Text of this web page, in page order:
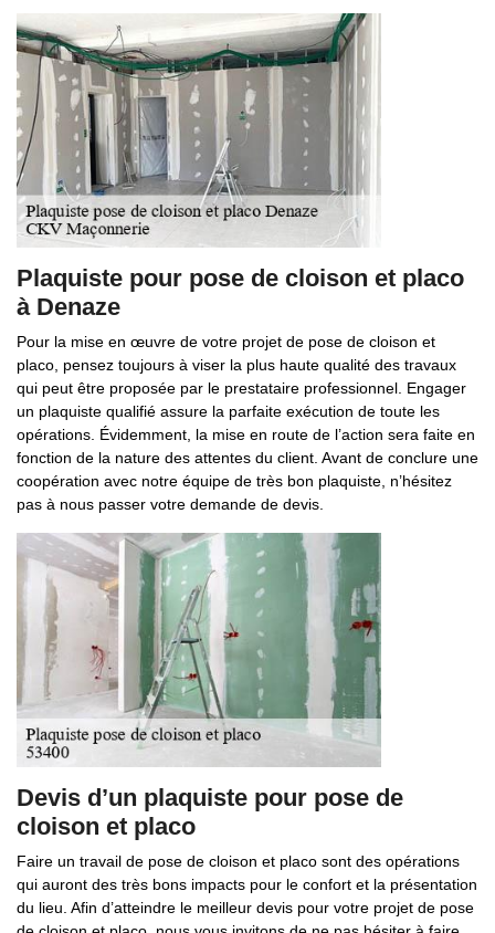
Plaquiste pour pose de cloison et placo
à Denaze
Pour la mise en œuvre de votre projet de pose de cloison et
placo, pensez toujours à viser la plus haute qualité des travaux
qui peut être proposée par le prestataire professionnel. Engager
un plaquiste qualifié assure la parfaite exécution de toute les
opérations. Évidemment, la mise en route de l’action sera faite en
fonction de la nature des attentes du client. Avant de conclure une
coopération avec notre équipe de très bon plaquiste, n’hésitez
pas à nous passer votre demande de devis.
Devis d’un plaquiste pour pose de
cloison et placo
Faire un travail de pose de cloison et placo sont des opérations
qui auront des très bons impacts pour le confort et la présentation
du lieu. Afin d’atteindre le meilleur devis pour votre projet de pose